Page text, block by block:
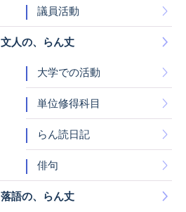
議員活動
文人の、らん丈
大学での活動
単位修得科目
らん読日記
俳句
落語の、らん丈